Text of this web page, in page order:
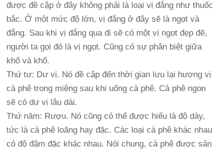
được đề cập ở đây không phải là loại vị đắng như thuốc
bắc. Ở một mức độ lớn, vị đắng ở đây sẽ là ngọt và
đắng. Sau khi vị đắng qua đi sẽ có một vị ngọt đẹp đẽ,
người ta gọi đó là vị ngọt. Cũng có sự phân biệt giữa
khổ và khổ.
Thứ tư: Dư vị. Nó đề cập đến thời gian lưu lại hương vị
cà phê trong miệng sau khi uống cà phê. Cà phê ngon
sẽ có dư vị lâu dài.
Thứ năm: Rượu. Nó cũng có thể được hiểu là độ dày,
tức là cà phê loãng hay đặc. Các loại cà phê khác nhau
có độ đậm đặc khác nhau. Nói chung, cà phê được sản